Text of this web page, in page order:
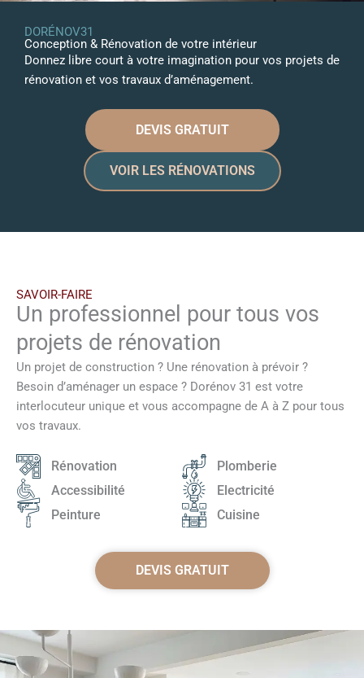
DORÉNOV31
Conception & Rénovation de votre intérieur
Donnez libre court à votre imagination pour vos projets de
rénovation et vos travaux d’aménagement.
DEVIS GRATUIT
VOIR LES RÉNOVATIONS
SAVOIR-FAIRE
Un professionnel pour tous vos
projets de rénovation
Un projet de construction ? Une rénovation à prévoir ?
Besoin d’aménager un espace ? Dorénov 31 est votre
interlocuteur unique et vous accompagne de A à Z pour tous
vos travaux.
Rénovation
Plomberie
Accessibilité
Electricité
Peinture
Cuisine
DEVIS GRATUIT